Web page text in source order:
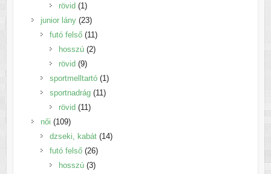
rövid 11
termék
junior lány 2323
termék
futó felső 1111
termék
hosszú 22
rövid 99
termék
sportmelltartó 11
termék
sportnadrág 1111
rövid 1111
női 109109
termék
dzseki, kabát 1414
futó felső 2626
termék
hosszú 33